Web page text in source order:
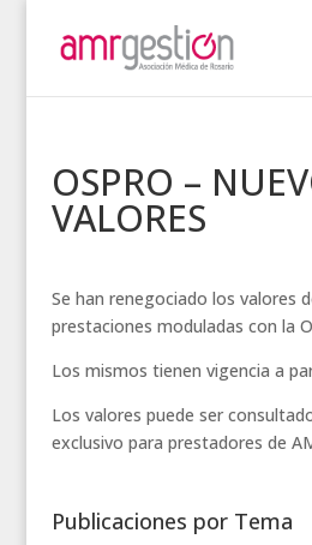
OSPRO –
VALORES
Se han renegociado los valores
prestaciones moduladas con la
Los mismos tienen vigencia a
Los valores puede ser
exclusivo para prestadores de
Publicaciones por Tema